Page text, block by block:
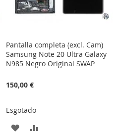
Pantalla completa (excl. Cam)
Samsung Note 20 Ultra Galaxy
N985 Negro Original SWAP
150,00 €
Esgotado
ADICIONARADICIONAR